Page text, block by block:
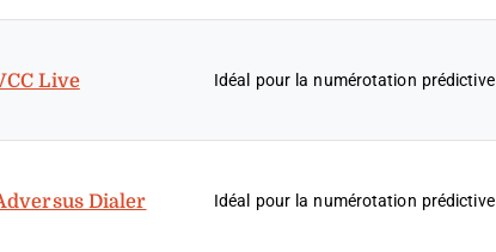
Live Idéal pour la numérotation prédictive
Dialer Idéal pour la numérotation prédictive